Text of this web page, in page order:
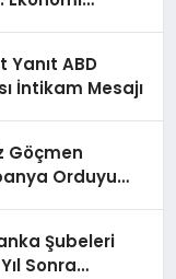
Yanıt ABD
İntikam Mesajı
Göçmen
Orduyu
Şubeleri
Sonra